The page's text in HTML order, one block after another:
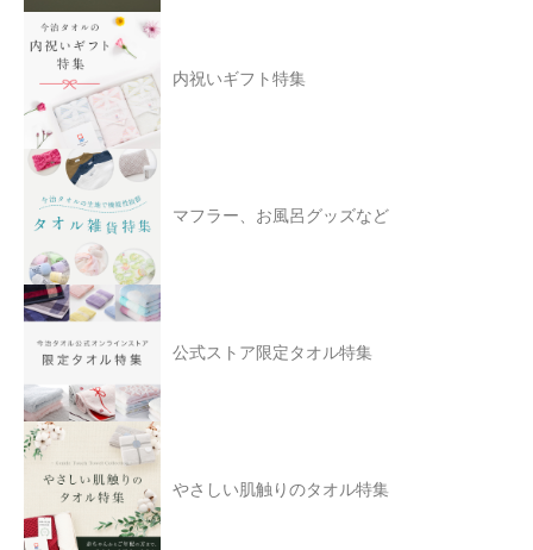
内祝いギフト特集
マフラー、お風呂グッズなど
公式ストア限定タオル特集
やさしい肌触りのタオル特集